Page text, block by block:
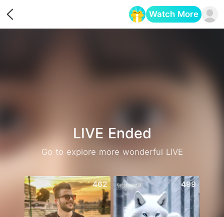
Watch More
LIVE Ended
Go to explore more wonderful LIVE
462 499